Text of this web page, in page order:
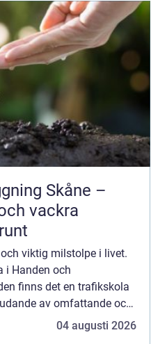
Skåne –
vackra
viktig milstolpe i livet.
i Handen och
finns det en trafikskola
av omfattande och
04 augusti 2026